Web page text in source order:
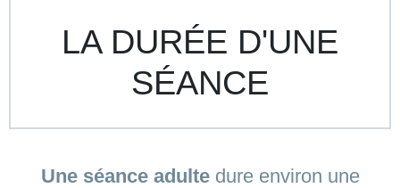
LA DURÉE D'UNE
SÉANCE
Une séance adultedure environ une